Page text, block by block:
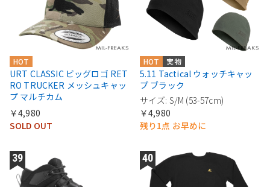
HOT
URT CLASSIC ビッグロゴ RET
RO TRUCKER メッシュキャッ
プ マルチカム
￥4,980
SOLD OUT
実物
HOT
5.11 Tactical ウォッチキャッ
プ ブラック
サイズ: S/M (53-57cm)
￥4,980
残り1点 お早めに